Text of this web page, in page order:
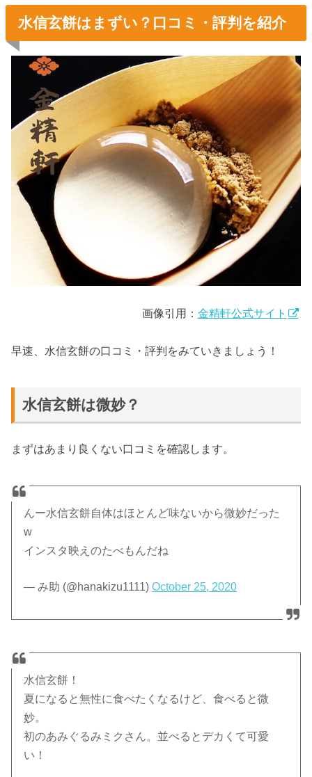
水信玄餅はまずい？口コミ・評判を紹介
画像引用： 金精軒公式サイト
早速、水信玄餅の口コミ・評判をみていきましょう！
水信玄餅は微妙？
まずはあまり良くない口コミを確認します。
んー水信玄餅自体はほとんど味ないから微妙だった
w
インスタ映えのたべもんだね
— み助 (@hanakizu1111)October 25, 2020
水信玄餅！
夏になると無性に食べたくなるけど、食べると微
妙。
初のあみぐるみミクさん。並べるとデカくて可愛
い！